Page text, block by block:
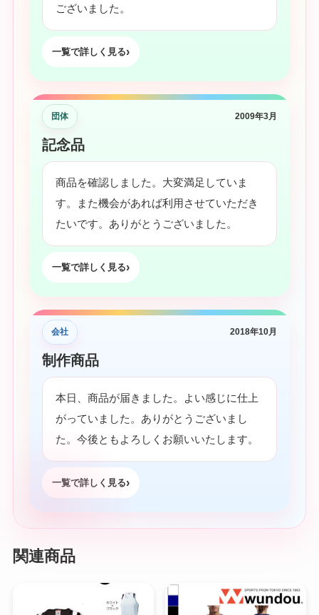
ございました。
一覧で詳しく見る
団体 2009年3月
記念品
商品を確認しました。大変満足していま
す。また機会があれば利用させていただき
たいです。ありがとうございました。
一覧で詳しく見る
会社 2018年10月
制作商品
本日、商品が届きました。よい感じに仕上
がっていました。ありがとうございまし
た。今後ともよろしくお願いいたします。
一覧で詳しく見る
関連商品